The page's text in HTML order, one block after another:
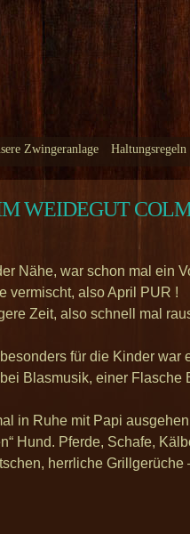
Zwingeranlage
WEIDEGUT
Nähe, war schon mal ein
vermischt, also April PUR !
Zeit, also schnell mal
für die Kinder war
Blasmusik, einer Flasche
in Ruhe mit Papi
Hund. Pferde, Schafe,
herrliche Grillgerüche